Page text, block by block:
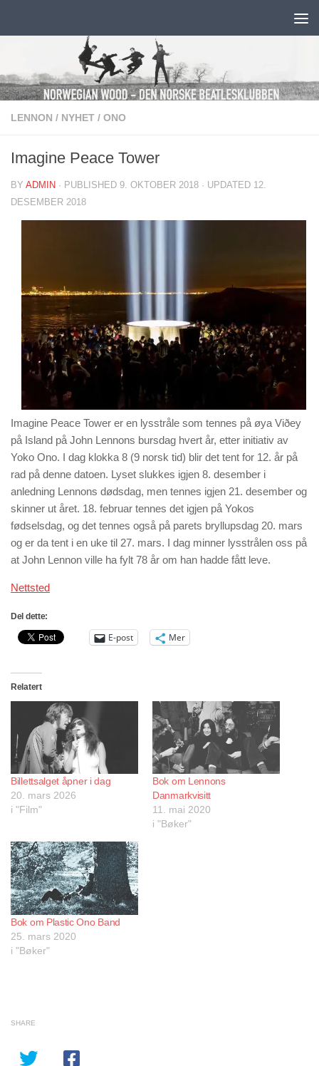
LENNON / NYHET / ONO
Imagine Peace Tower
BY ADMIN · PUBLISHED 9. OKTOBER 2018 · UPDATED 12.
DESEMBER 2018
Imagine Peace Tower er en lysstråle som tennes på øya Viðey
på Island på John Lennons bursdag hvert år, etter initiativ av
Yoko Ono. I dag klokka 8 (9 norsk tid) blir det tent for 12. år på
rad på denne datoen. Lyset slukkes igjen 8. desember i
anledning Lennons dødsdag, men tennes igjen 21. desember og
skinner ut året. 18. februar tennes det igjen på Yokos
fødselsdag, og det tennes også på parets bryllupsdag 20. mars
og er da tent i en uke til 27. mars. I dag minner lysstrålen oss på
at John Lennon ville ha fylt 78 år om han hadde fått leve.
Nettsted
Del dette:
E-post Mer
Relatert
Billettsalget åpner i dag
20. mars 2026
i "Film"
Bok om Lennons
Danmarkvisitt
11. mai 2020
i "Bøker"
Bok om Plastic Ono Band
25. mars 2020
i "Bøker"
SHARE